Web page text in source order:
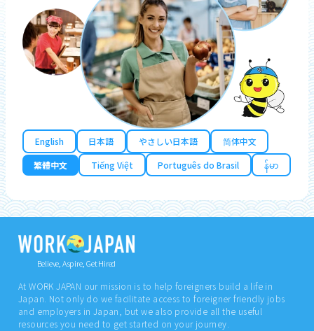
English 日本語 やさしい日本語
简体中文
繁體中文
Tiếng Việt Português do Brasil န်မာ
Believe, Aspire, Get Hired
At WORK JAPAN our mission is to help foreigners build a life in
Japan. Not only do we facilitate access to foreigner friendly jobs
and employers in Japan, but we also provide all the useful
resources you need to get started on your journey.